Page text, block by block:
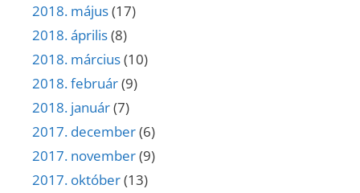
2018. május(17)
2018. április(8)
2018. március(10)
2018. február(9)
2018. január(7)
2017. december(6)
2017. november(9)
2017. október(13)